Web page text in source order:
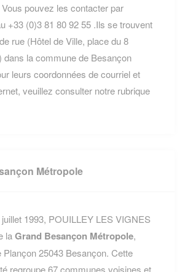
pouvez les contacter par
+33 (0)3 81 80 92 55 .Ils se trouvent
rue (Hôtel de Ville, place du 8
dans la commune de Besançon
leurs coordonnées de courriel et
veuillez consulter notre rubrique
Métropole
1993, POUILLEY LES VIGNES
laGrand Besançon Métropole,
Plançon 25043 Besançon. Cette
regroupe 67 communes voisines et